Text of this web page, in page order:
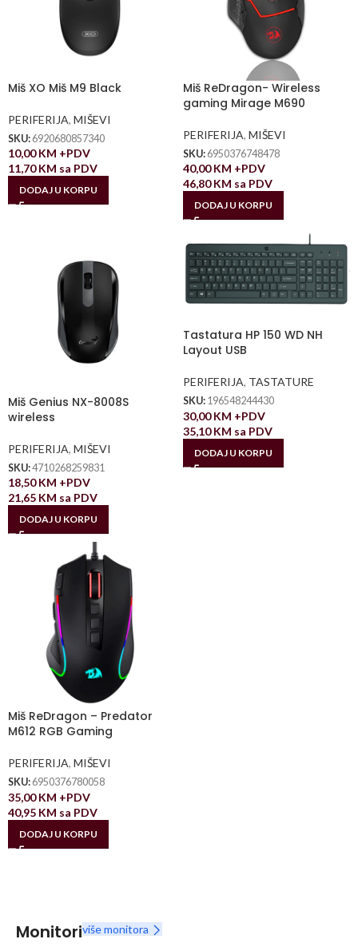
Miš XO Miš M9 Black
PERIFERIJA, MIŠEVI
SKU: 6920680857340
10,00KM +PDV
11,70KM sa PDV
DODAJ U KORPU
Miš ReDragon- Wireless
gaming Mirage M690
PERIFERIJA, MIŠEVI
SKU: 6950376748478
40,00KM +PDV
46,80KM sa PDV
DODAJ U KORPU
Miš Genius NX-8008S
wireless
PERIFERIJA, MIŠEVI
SKU:4710268259831
18,50KM +PDV
21,65 KM sa PDV
DODAJ U KORPU
Tastatura HP 150 WD NH
Layout USB
PERIFERIJA, TASTATURE
SKU: 196548244430
30,00KM +PDV
35,10KM sa PDV
DODAJ U KORPU
Miš ReDragon – Predator
M612 RGB Gaming
PERIFERIJA, MIŠEVI
SKU: 6950376780058
35,00KM +PDV
40,95 KM sa PDV
DODAJ U KORPU
Monitoriviše monitora